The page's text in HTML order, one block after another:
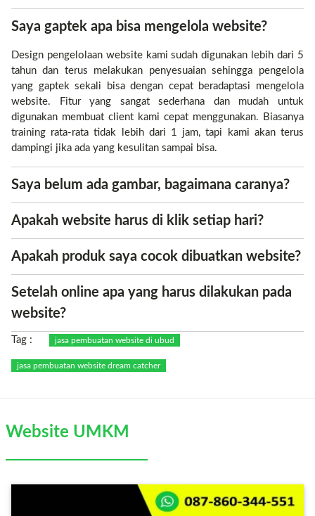
Saya gaptek apa bisa mengelola website?
Design pengelolaan website kami sudah digunakan lebih dari 5
tahun dan terus melakukan penyesuaian sehingga pengelola
yang gaptek sekali bisa dengan cepat beradaptasi mengelola
website. Fitur yang sangat sederhana dan mudah untuk
digunakan membuat client kami cepat menggunakan. Biasanya
training rata-rata tidak lebih dari 1 jam, tapi kami akan terus
dampingi jika ada yang kesulitan sampai bisa.
Saya belum ada gambar, bagaimana caranya?
Apakah website harus di klik setiap hari?
Apakah produk saya cocok dibuatkan website?
Setelah online apa yang harus dilakukan pada
website?
Tag : jasa pembuatan website di ubud
jasa pembuatan website dream catcher
Website UMKM